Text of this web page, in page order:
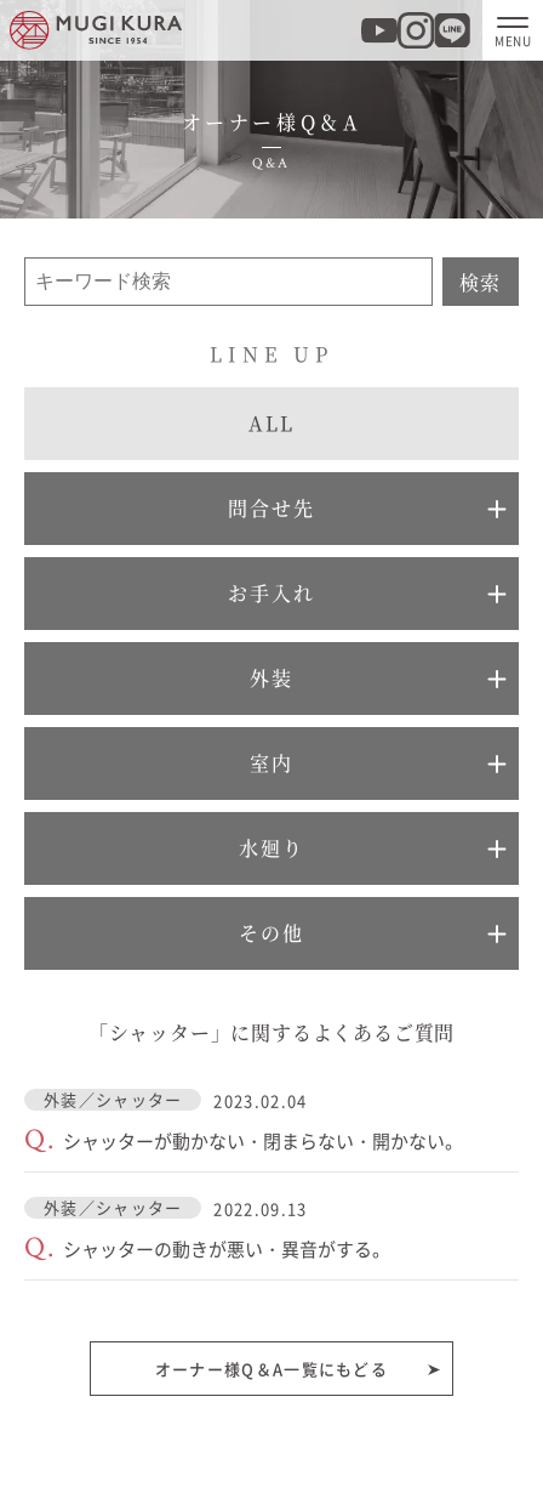
ホーム
分譲地・建売情報
モデルハウス
オーナー様Q&A
資料請求
お問い合わ
オーナー様Q＆A
Q&A
検索
LINE UP
ALL
問合せ先
お手入れ
外装
室内
水廻り
その他
「シャッター」に関するよくあるご質問
外装／シャッター 2023.02.04
Q. シャッターが動かない・閉まらない・開かない。
外装／シャッター 2022.09.13
Q. シャッターの動きが悪い・異音がする。
オーナー様Q＆A一覧にもどる